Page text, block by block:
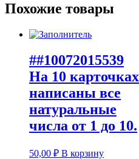
Похожие товары
##10072015539
На 10 карточках
написаны все
натуральные
числа от 1 до 10.
50,00 ₽ В корзину